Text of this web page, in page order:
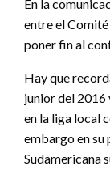
En la
entre el
poner fin al
Hay que
junior del
en la liga local
embargo en
Sudamericana